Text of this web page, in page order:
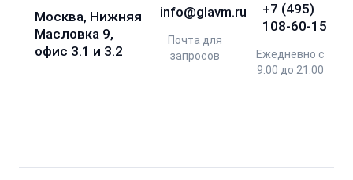
Москва, Нижняя
Масловка 9,
офис 3.1 и 3.2
info@glavm.ru
Почта для
запросов
+7 (495)
108-60-15
Ежедневно с
9:00 до 21:00